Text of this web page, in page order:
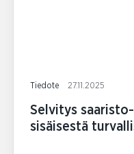
Tiedote 27.11.2025
Selvitys
sisäisestä